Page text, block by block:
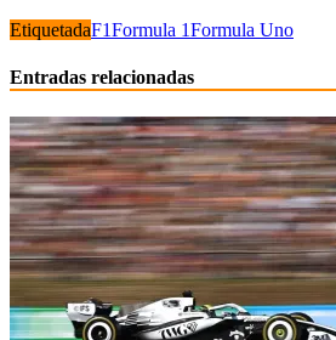
EtiquetadaF1Formula 1Formula Uno
Entradas relacionadas